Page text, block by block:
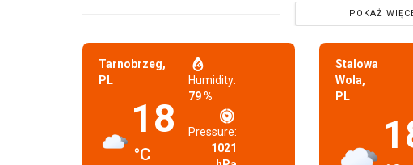
POKAŻ
Tarnobrzeg,
PL
18
°C
Humidity:
79 %
Pressure:
1021
Stalowa
Wola,
PL